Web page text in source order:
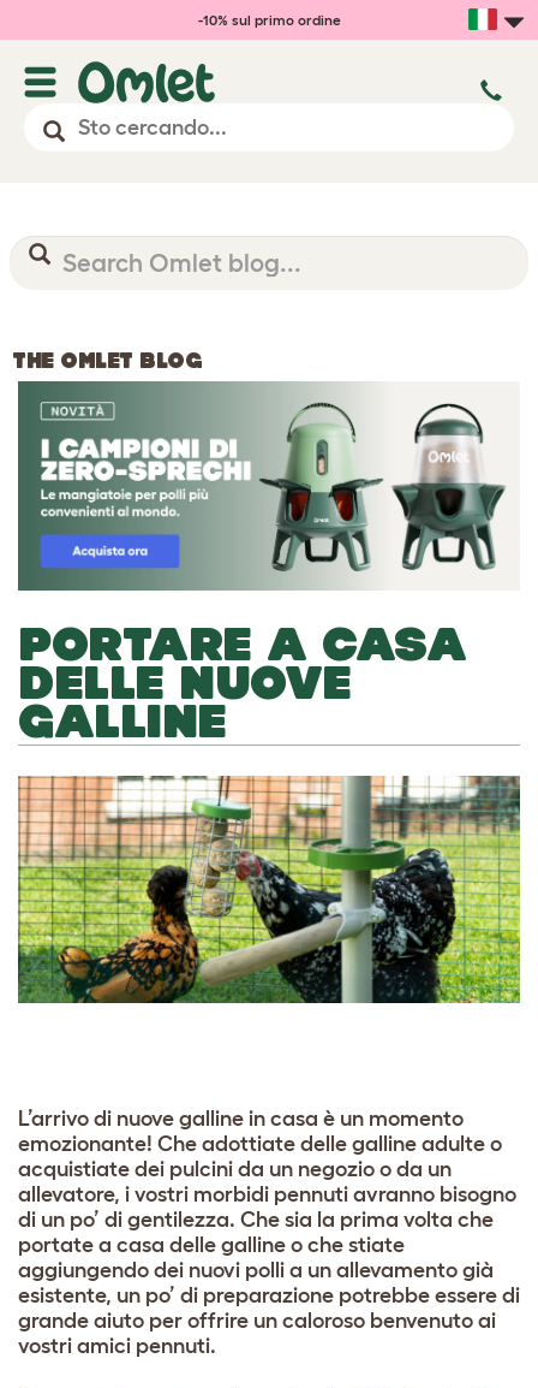
-10% sul primo ordine
THE OMLET BLOG
PORTARE A CASA
DELLE NUOVE
GALLINE
L’arrivo di nuove galline in casa è un momento
emozionante! Che adottiate delle galline adulte o
acquistiate dei pulcini da un negozio o da un
allevatore, i vostri morbidi pennuti avranno bisogno
di un po’ di gentilezza. Che sia la prima volta che
portate a casa delle galline o che stiate
aggiungendo dei nuovi polli a un allevamento già
esistente, un po’ di preparazione potrebbe essere di
grande aiuto per offrire un caloroso benvenuto ai
vostri amici pennuti.